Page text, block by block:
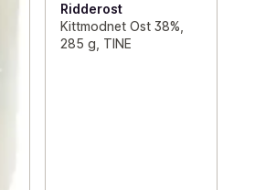
Ridderost
Kittmodnet Ost 38%,
285 g, TINE